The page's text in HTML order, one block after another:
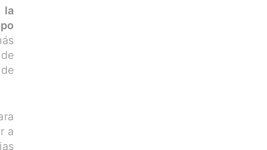
la
a